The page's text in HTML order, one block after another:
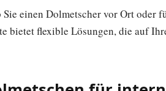
einen Dolmetscher vor Ort oder
bietet flexible Lösungen, die auf